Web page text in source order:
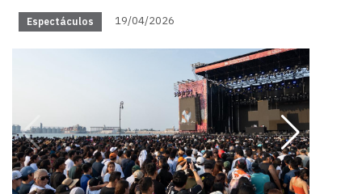
Espectáculos 19/04/2026